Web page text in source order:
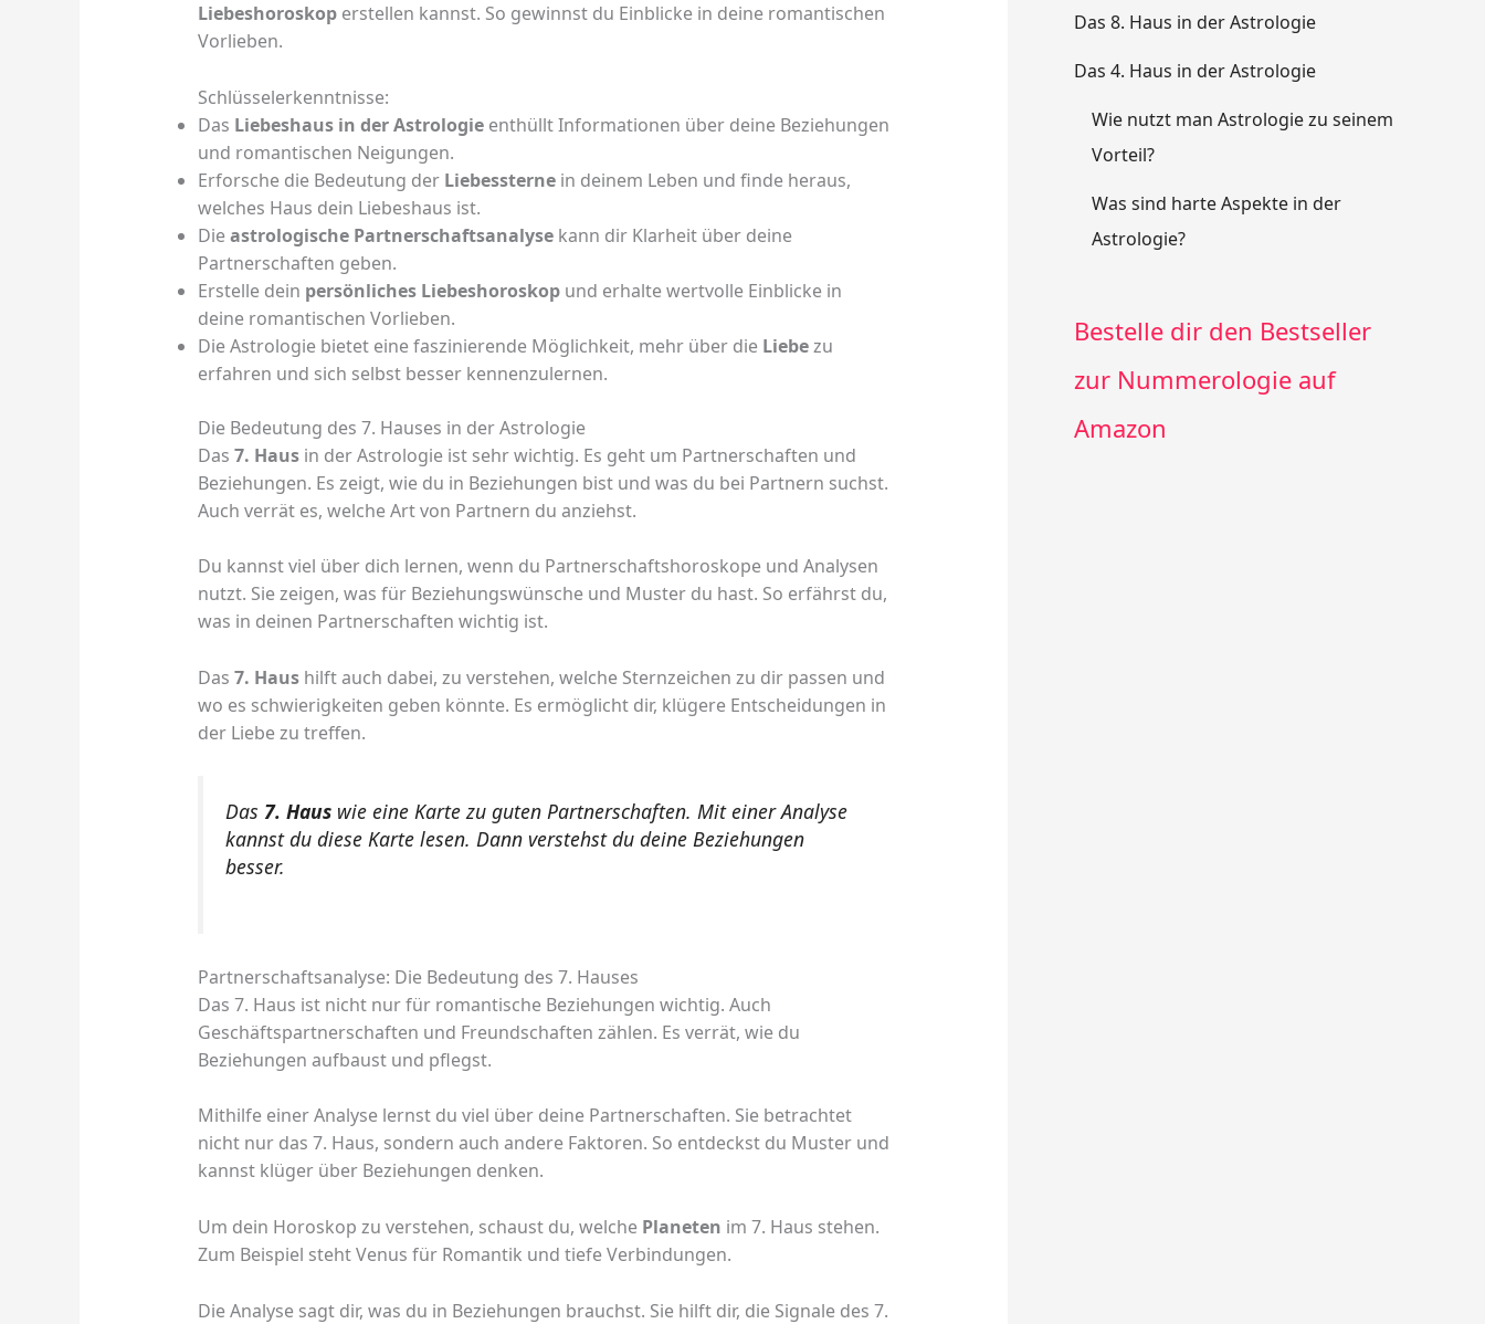
Liebeshoroskoperstellen kannst. So gewinnst du Einblicke in deine romantischen
Vorlieben.
Schlüsselerkenntnisse:
Das Liebeshaus in der Astrologieenthüllt Informationen über deine Beziehungen
und romantischen Neigungen.
Erforsche die Bedeutung der Liebessternein deinem Leben und finde heraus,
welches Haus dein Liebeshaus ist.
Dieastrologische Partnerschaftsanalysekann dir Klarheit über deine
Partnerschaften geben.
Erstelle dein persönliches Liebeshoroskopund erhalte wertvolle Einblicke in
deine romantischen Vorlieben.
Die Astrologie bietet eine faszinierende Möglichkeit, mehr über die Liebezu
erfahren und sich selbst besser kennenzulernen.
Die Bedeutung des 7. Hauses in der Astrologie
Das 7. Hausin der Astrologie ist sehr wichtig. Es geht um Partnerschaften und
Beziehungen. Es zeigt, wie du in Beziehungen bist und was du bei Partnern suchst.
Auch verrät es, welche Art von Partnern du anziehst.
Du kannst viel über dich lernen, wenn du Partnerschaftshoroskope und Analysen
nutzt. Sie zeigen, was für Beziehungswünsche und Muster du hast. So erfährst du,
was in deinen Partnerschaften wichtig ist.
Das 7. Haushilft auch dabei, zu verstehen, welche Sternzeichen zu dir passen und
wo es schwierigkeiten geben könnte. Es ermöglicht dir, klügere Entscheidungen in
der Liebe zu treffen.
Das 7. Hauswie eine Karte zu guten Partnerschaften. Mit einer Analyse
kannst du diese Karte lesen. Dann verstehst du deine Beziehungen
besser.
Partnerschaftsanalyse: Die Bedeutung des 7. Hauses
Das 7. Haus ist nicht nur für romantische Beziehungen wichtig. Auch
Geschäftspartnerschaften und Freundschaften zählen. Es verrät, wie du
Beziehungen aufbaust und pflegst.
Mithilfe einer Analyse lernst du viel über deine Partnerschaften. Sie betrachtet
nicht nur das 7. Haus, sondern auch andere Faktoren. So entdeckst du Muster und
kannst klüger über Beziehungen denken.
Um dein Horoskop zu verstehen, schaust du, welche Planeten im 7. Haus stehen.
Zum Beispiel steht Venus für Romantik und tiefe Verbindungen.
Die Analyse sagt dir, was du in Beziehungen brauchst. Sie hilft dir, die Signale des 7.
Das 8. Haus in der Astrologie
Das 4. Haus in der Astrologie
Wie nutzt man Astrologie zu seinem
Vorteil?
Was sind harte Aspekte in der
Astrologie?
Bestelle dir den Bestseller
zur Nummerologie auf
Amazon